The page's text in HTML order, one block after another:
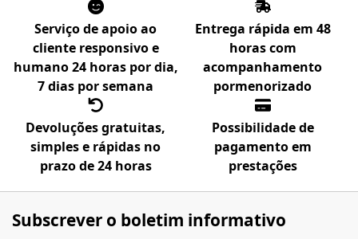
Serviço de apoio ao
cliente responsivo e
humano 24 horas por dia,
7 dias por semana
Entrega rápida em 48
horas com
acompanhamento
pormenorizado
Devoluções gratuitas,
simples e rápidas no
prazo de 24 horas
Possibilidade de
pagamento em
prestações
Subscrever o boletim informativo